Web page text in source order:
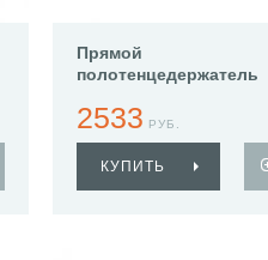
Прямой
полотенцедержатель
2533 РУБ.
КУПИТЬ